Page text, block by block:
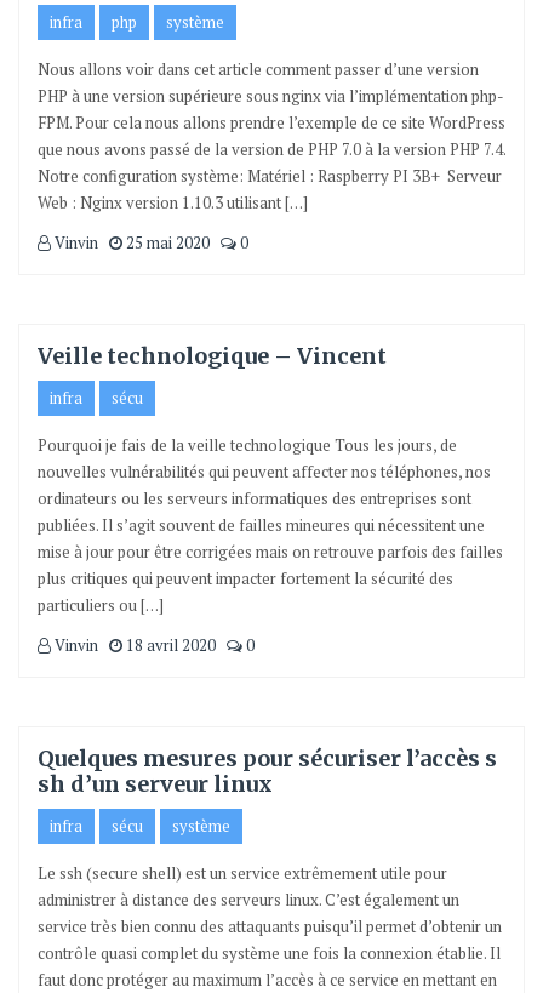
infra php système
Nous allons voir dans cet article comment passer d’une version
PHP à une version supérieure sous nginx via l’implémentation php-
FPM. Pour cela nous allons prendre l’exemple de ce site WordPress
que nous avons passé de la version de PHP 7.0 à la version PHP 7.4.
Notre configuration système: Matériel : Raspberry PI 3B+ Serveur
Web : Nginx version 1.10.3 utilisant […]
Vinvin
25 mai 2020 0
Veille technologique – Vincent
infra sécu
Pourquoi je fais de la veille technologique Tous les jours, de
nouvelles vulnérabilités qui peuvent affecter nos téléphones, nos
ordinateurs ou les serveurs informatiques des entreprises sont
publiées. Il s’agit souvent de failles mineures qui nécessitent une
mise à jour pour être corrigées mais on retrouve parfois des failles
plus critiques qui peuvent impacter fortement la sécurité des
particuliers ou […]
Vinvin
18 avril 2020 0
Quelques mesures pour sécuriser l’accès s
sh d’un serveur linux
infra sécu système
Le ssh (secure shell) est un service extrêmement utile pour
administrer à distance des serveurs linux. C’est également un
service très bien connu des attaquants puisqu’il permet d’obtenir un
contrôle quasi complet du système une fois la connexion établie. Il
faut donc protéger au maximum l’accès à ce service en mettant en